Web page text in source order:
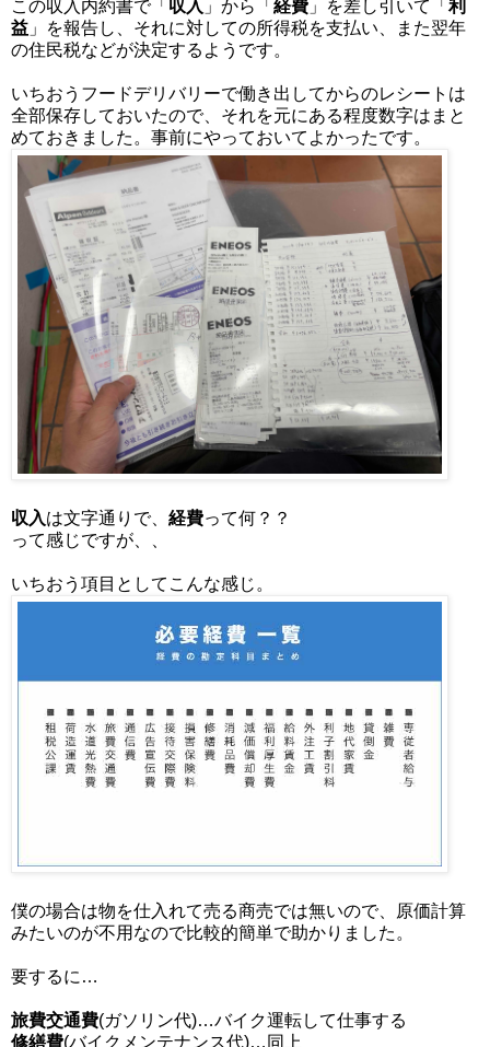
この収入内約書で「 収入 」から「 経費 」を差し引いて「 利
益 」を報告し、それに対しての所得税を支払い、また翌年
の住民税などが決定するようです。
いちおうフードデリバリーで働き出してからのレシートは
全部保存しておいたので、それを元にある程度数字はまと
めておきました。事前にやっておいてよかったです。
収入は文字通りで、 経費って何？？
って感じですが、、
いちおう項目としてこんな感じ。
僕の場合は物を仕入れて売る商売では無いので、原価計算
みたいのが不用なので比較的簡単で助かりました。
要するに…
旅費交通費(ガソリン代)…バイク運転して仕事する
修繕費(バイクメンテナンス代)…同上